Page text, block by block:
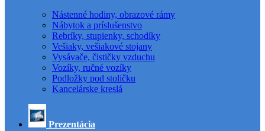
Nástenné hodiny, obrazové rámy
Nábytok a príslušenstvo
Rebríky, stupienky, schodíky
Vešiaky, vešiakové stojany
Vysávače, čističky vzduchu
Vozíky, ručné vozíky
Podložky pod stoličku
Kancelárske kreslá
Prezentácia